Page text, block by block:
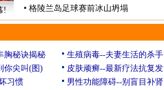
!
格陵兰岛足球赛前冰山坍塌
胸秘诀揭秘
生殖病毒--夫妻生活的杀手
你尖叫(图)
皮肤顽癣--最新疗法抗复发
习惯
男性功能障碍--别盲目补肾